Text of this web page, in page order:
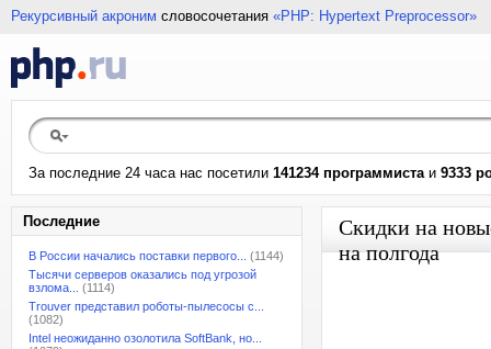
Рекурсивный акроним словосочетания «PHP: Hypertext Preprocessor»
За последние 24 часа нас посетили 141234 программистаи 9333
Последние
В России начались поставки первого...
(1144)
Тысячи серверов оказались под угрозой
взлома...
(1114)
Trouver представил роботы-пылесосы с...
(1082)
Intel неожиданно озолотила SoftBank, но...
Скидки на
на полгода